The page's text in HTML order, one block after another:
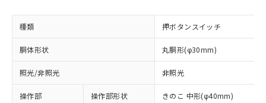
種類 押ボタンスイッチ
胴体形状 丸胴形(φ30mm)
照光/非照光 非照光
操作部 操作部形状 きのこ 中形(φ40mm)